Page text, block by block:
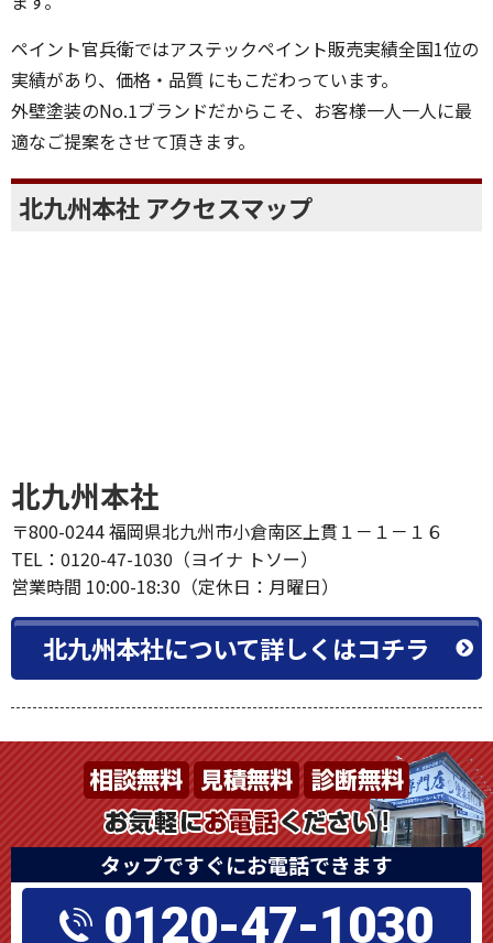
のために謙虚な気持ちを 持ち続け、北九州市を中心とした
地域密着型でお客様の満足のために 全力を尽くしてまいり
ます。
ペイント官兵衛ではアステックペイント販売実績全国1位の
実績があり、価格・品質 にもこだわっています。
外壁塗装のNo.1ブランドだからこそ、お客様一人一人に最
北九州本社
〒800-0244 福岡県北九州市小倉南区上貫１－１－１６
TEL：0120-47-1030（ヨイナ トソー）
営業時間 10:00-18:30（定休日：月曜日）
北九州本社について詳しくはコチラ